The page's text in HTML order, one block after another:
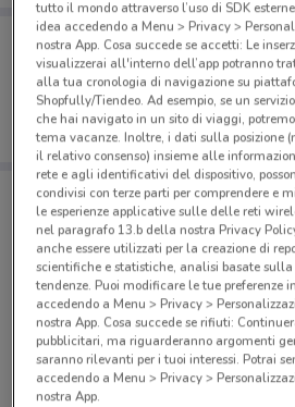
Porta DoveConviene sempre
Puoi trovare le migliori
salvarle e creare la tua lista
dal tuo cellulare.
Negozi Euronics a Roma
© MapTiler ©
tutto il mondo attraverso l’uso di SDK
idea accedendo a Menu > Privacy >
nostra App. Cosa succede se accetti: Le
visualizzerai all'interno dell’app potranno
alla tua cronologia di navigazione su
Shopfully/Tiendeo. Ad esempio, se un
che hai navigato in un sito di viaggi,
tema vacanze. Inoltre, i dati sulla posizione
il relativo consenso) insieme alle
rete e agli identificativi del dispositivo,
condivisi con terze parti per comprendere e
le esperienze applicative sulle delle reti
nel paragrafo 13.b della nostra Privacy
anche essere utilizzati per la creazione di
scientifiche e statistiche, analisi basate
tendenze. Puoi modificare le tue preferenze
accedendo a Menu > Privacy >
nostra App. Cosa succede se rifiuti:
pubblicitari, ma riguarderanno argomenti
saranno rilevanti per i tuoi interessi. Potrai
accedendo a Menu > Privacy >
nostra App.